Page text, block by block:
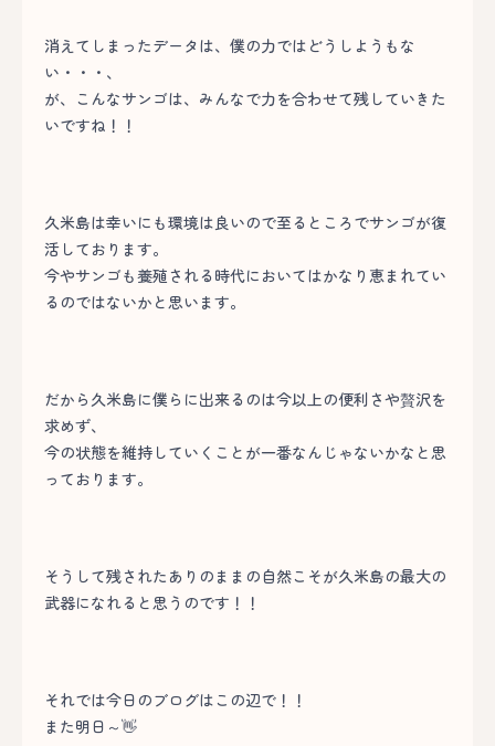
消えてしまったデータは、僕の力ではどうしようもな
い・・・、
が、こんなサンゴは、みんなで力を合わせて残していきた
いですね！！
久米島は幸いにも環境は良いので至るところでサンゴが復
活しております。
今やサンゴも養殖される時代においてはかなり恵まれてい
るのではないかと思います。
だから久米島に僕らに出来るのは今以上の便利さや贅沢を
求めず、
今の状態を維持していくことが一番なんじゃないかなと思
っております。
そうして残されたありのままの自然こそが久米島の最大の
武器になれると思うのです！！
それでは今日のブログはこの辺で！！
また明日～👋